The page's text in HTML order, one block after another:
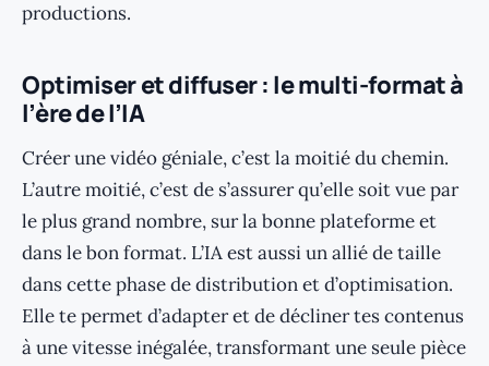
productions.
Optimiser et diffuser : le multi-format à
l’ère de l’IA
Créer une vidéo géniale, c’est la moitié du chemin.
L’autre moitié, c’est de s’assurer qu’elle soit vue par
le plus grand nombre, sur la bonne plateforme et
dans le bon format. L’IA est aussi un allié de taille
dans cette phase de distribution et d’optimisation.
Elle te permet d’adapter et de décliner tes contenus
à une vitesse inégalée, transformant une seule pièce